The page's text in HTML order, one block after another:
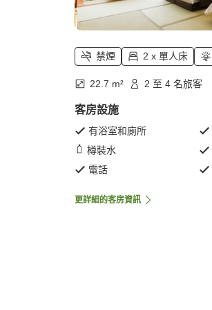
禁煙 2 x 單人床
22.7 m² 2 至 4 名旅客
客房設施
有浴室和廁所
樽裝水
電話
更詳細的客房資訊